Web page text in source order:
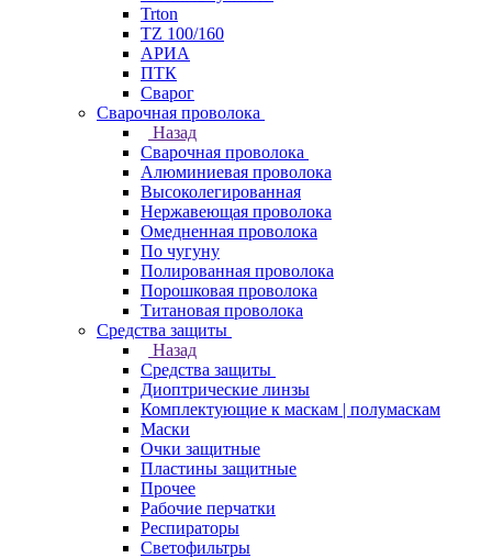
Trton
TZ 100/160
АРИА
ПТК
Сварог
Сварочная проволока
Назад
Сварочная проволока
Алюминиевая проволока
Высоколегированная
Нержавеющая проволока
Омедненная проволока
По чугуну
Полированная проволока
Порошковая проволока
Титановая проволока
Средства защиты
Назад
Средства защиты
Диоптрические линзы
Комплектующие к маскам | полумаскам
Маски
Очки защитные
Пластины защитные
Прочее
Рабочие перчатки
Респираторы
Светофильтры